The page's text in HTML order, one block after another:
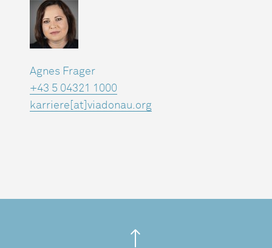
Agnes Frager
+43 5 04321 1000
karriere[at]viadonau.org